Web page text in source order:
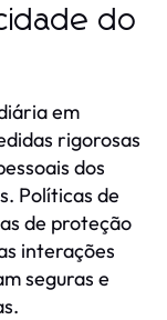
do
em
rigorosas
dos
Políticas de
de proteção
interações
seguras e